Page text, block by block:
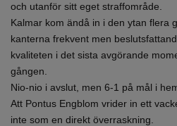
och utanför sitt eget straffområde.
Kalmar kom ändå in i den ytan flera
kanterna frekvent men
kvaliteten i det sista avgörande
gången.
Nio-nio i avslut, men 6-1 på mål i
Att Pontus Engblom vrider in ett
inte som en direkt överraskning.